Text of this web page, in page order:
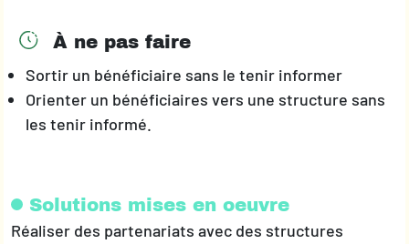
À ne pas faire
Sortir un bénéficiaire sans le tenir informer
Orienter un bénéficiaires vers une structure sans
les tenir informé.
Solutions mises en oeuvre
Réaliser des partenariats avec des structures